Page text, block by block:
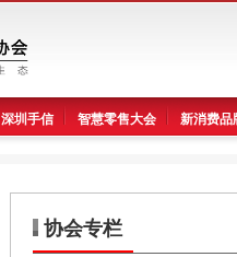
深圳手信 智慧零售大会 新消费品
协会专栏